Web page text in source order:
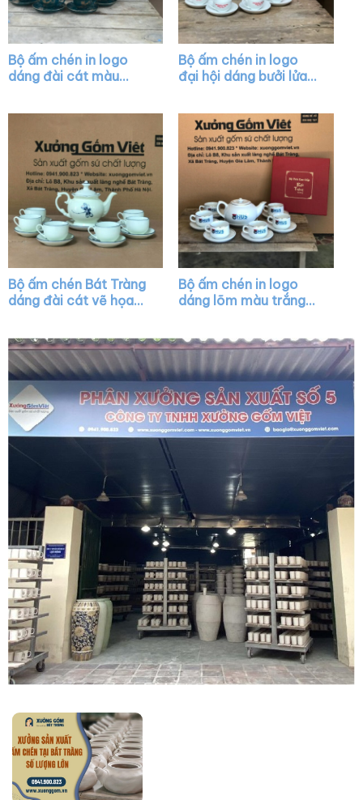
Bộ ấm chén in logo
dáng đài cát màu
Bộ ấm chén in logo
đại hội dáng bưởi lửa
Bộ ấm chén Bát Tràng
dáng đài cát vẽ họa
Bộ ấm chén in logo
dáng lõm màu trắng